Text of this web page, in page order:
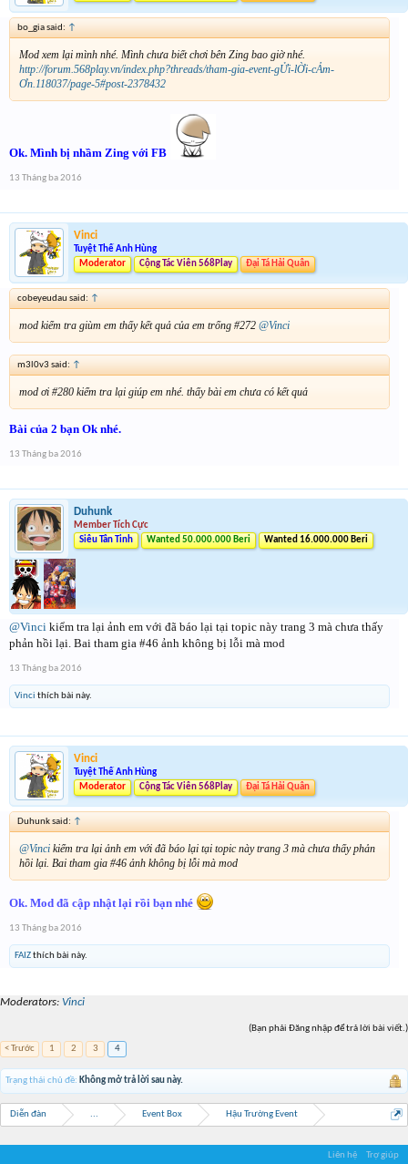
bo_gia said: ↑
Mod xem lại mình nhé. Mình chưa biết chơi bên Zing bao giờ nhé.
http://forum.568play.vn/index.php?threads/tham-gia-event-gỬi-lỜi-cẢm-
Ơn.118037/page-5#post-2378432
Ok. Mình bị nhầm Zing với FB
13 Tháng ba 2016
Vinci
Tuyệt Thế Anh Hùng
Moderator
Cộng Tác Viên 568Play Đại Tá Hải Quân
cobeyeudau said: ↑
mod kiểm tra giùm em thấy kết quả của em trống #272 @Vinci
m3l0v3 said: ↑
mod ơi #280 kiểm tra lại giúp em nhé. thấy bài em chưa có kết quả
Bài của 2 bạn Ok nhé.
13 Tháng ba 2016
Duhunk
Member Tích Cực
Siêu Tân Tinh
Wanted 50.000.000 Beri Wanted 16.000.000 Beri
@Vinci kiểm tra lại ảnh em với đã báo lại tại topic này trang 3 mà chưa thấy
phản hồi lại. Bai tham gia #46 ảnh không bị lỗi mà mod
13 Tháng ba 2016
Vinci thích bài này.
Vinci
Tuyệt Thế Anh Hùng
Moderator
Cộng Tác Viên 568Play Đại Tá Hải Quân
Duhunk said: ↑
@Vinci kiểm tra lại ảnh em với đã báo lại tại topic này trang 3 mà chưa thấy phản
hồi lại. Bai tham gia #46 ảnh không bị lỗi mà mod
Ok. Mod đã cập nhật lại rồi bạn nhé
13 Tháng ba 2016
FAIZthích bài này.
Moderators: Vinci
(Bạn phải Đăng nhập để trả lời bài viết.)
< Trước
1 2 3 4
Trạng thái chủ đề: Không mở trả lời sau này.
Diễn đàn ... Event Box Hậu Trường Event
Liên hệ Trợ giúp